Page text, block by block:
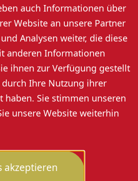
auch Informationen über
Website an unsere Partner
Analysen weiter, die diese
anderen Informationen
ihnen zur Verfügung gestellt
Ihre Nutzung ihrer
haben. Sie stimmen unseren
unsere Website weiterhin
akzeptieren
die Radtour nicht geführt ist.
ausgeschildert. Außerdem
werden. Falls Sie
einen Aufpreis von einem Rad-
werden.
unter www.renchtal-